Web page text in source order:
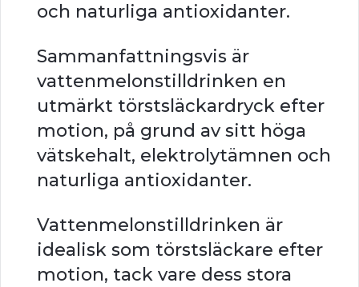
och naturliga antioxidanter.
Sammanfattningsvis är
vattenmelonstilldrinken en
utmärkt törstsläckardryck efter
motion, på grund av sitt höga
vätskehalt, elektrolytämnen och
naturliga antioxidanter.
Vattenmelonstilldrinken är
idealisk som törstsläckare efter
motion, tack vare dess stora